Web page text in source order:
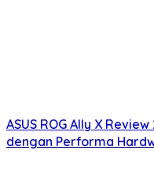
ASUS ROG Ally X
dengan Performa